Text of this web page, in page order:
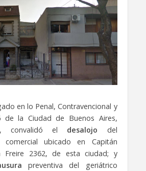
en lo Penal, Contravencional y
de la Ciudad de Buenos Aires,
, convalidó el desalojo del
comercial ubicado en Capitán
Freire 2362, de esta ciudad; y
preventiva del geriátrico